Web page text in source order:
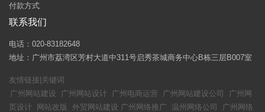
付款方式
联系我们
电话：020-83182648
地址：广州市荔湾区芳村大道中311号启秀茶城商务中心B栋三层B007室
友情链接|关键词
广州网站建设
广州网站设计 广州电商运营 广州网站建设公司
广州网
页设计
网站改版 外贸网站建设 广州网络推广 温州网络公司 广州网络